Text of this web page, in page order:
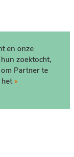
en onze
zoektocht,
Partner te
het «